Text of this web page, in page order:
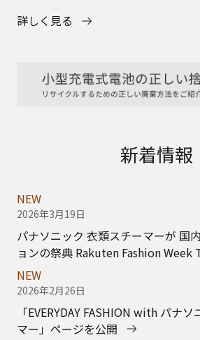
NEW
2026年2月26日
・最軽量
。 衣類
FS70C 3月発売予定
NEW
2026年01月19日
シワをのばすだけで見た目の印象は
が速い。 衣類スチーマー NI-
NEW
2026年01月19日
シワをのばすだけで見た目の印象
ーマー NI-FS40C 3月発売予定